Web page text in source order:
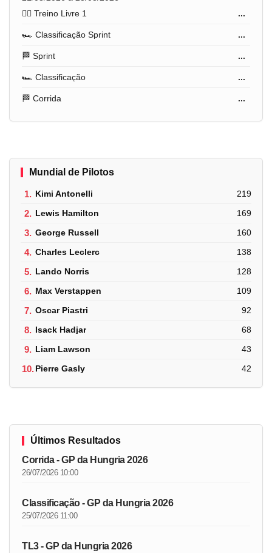
🏋️‍♂️ Treino Livre 1
...
🏎️ Classificação Sprint ...
🏁 Sprint ...
🏎️ Classificação ...
🏁 Corrida ...
Mundial de Pilotos
1. Kimi Antonelli 219
2. Lewis Hamilton 169
3. George Russell 160
4. Charles Leclerc 138
5. Lando Norris 128
6. Max Verstappen 109
7. Oscar Piastri 92
8. Isack Hadjar 68
9. Liam Lawson 43
10.Pierre Gasly 42
Últimos Resultados
Corrida - GP da Hungria 2026
26/07/2026 10:00
Classificação - GP da Hungria 2026
25/07/2026 11:00
TL3 - GP da Hungria 2026